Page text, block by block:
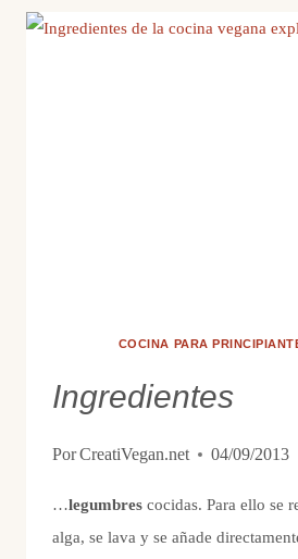
COCINA PARA
Ingredientes
PorCreatiVegan.net 04/09/2013
…legumbres cocidas. Para ello se
alga, se lava y se añade